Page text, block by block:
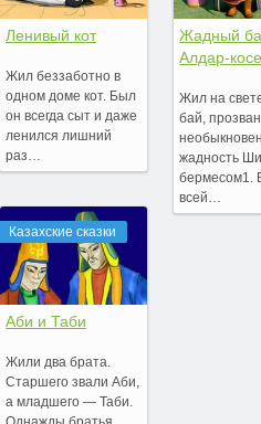
Ленивый кот
Жил беззаботно в
одном доме кот. Был
он всегда сыт и даже
ленился лишний
раз…
Казахские сказки
Аби и Таби
Жили два брата.
Старшего звали Аби,
а младшего — Таби.
Жадный
Алдар-косе
Жил на
бай,
жадность
бермесом1.
всей…